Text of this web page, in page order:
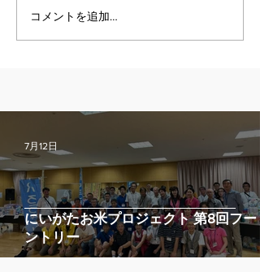
コメントを追加…
にいがたお米プロジェクト 第8回フー
ントリー
7月12日